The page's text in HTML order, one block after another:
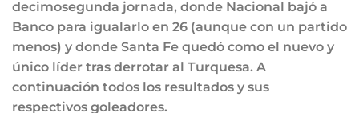
decimosegunda jornada, donde Nacional bajó a
Banco para igualarlo en 26 (aunque con un partido
menos) y donde Santa Fe quedó como el nuevo y
único líder tras derrotar al Turquesa. A
continuación todos los resultados y sus
respectivos goleadores.